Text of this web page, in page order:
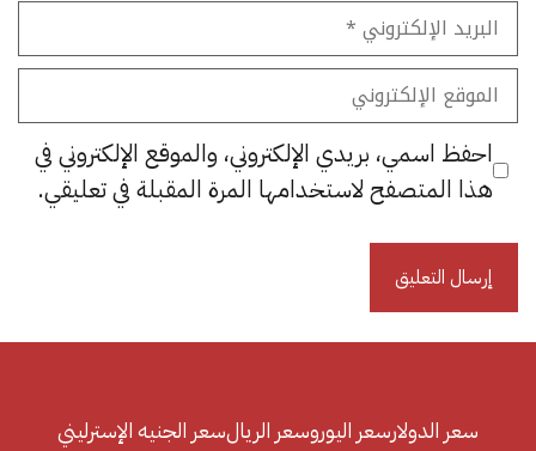
البريد
الإلكتروني
الموقع
الإلكتروني
احفظ اسمي، بريدي الإلكتروني، والموقع الإلكتروني في
هذا المتصفح لاستخدامها المرة المقبلة في تعليقي.
سعر الدولارسعر اليوروسعر الريالسعر الجنيه الإسترليني